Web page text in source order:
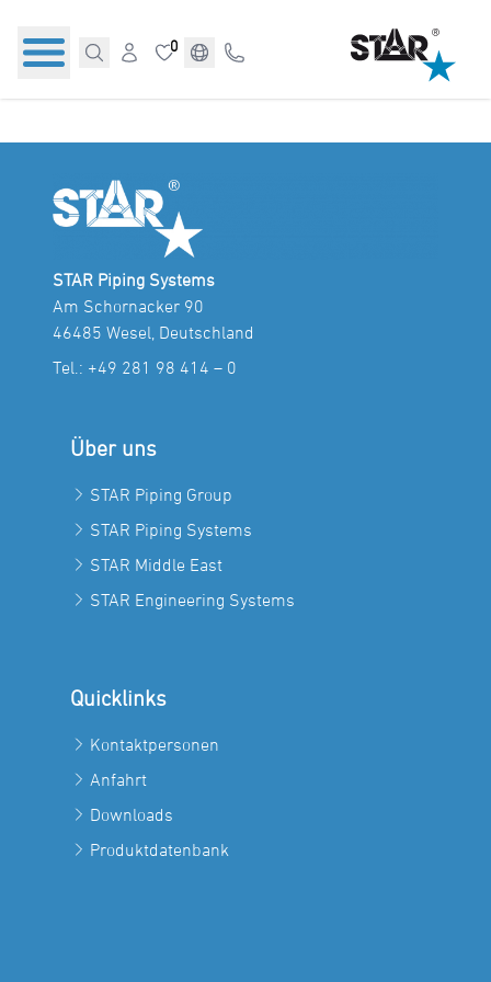
0
STAR Piping Systems
Am Schornacker 90
46485 Wesel, Deutschland
Tel.: +49 281 98 414 – 0
Über uns
STAR Piping Group
STAR Piping Systems
STAR Middle East
STAR Engineering Systems
Quicklinks
Kontaktpersonen
Anfahrt
Downloads
Produktdatenbank